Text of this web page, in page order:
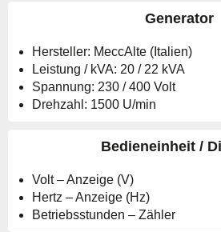
Generator
Hersteller: MeccAlte (Italien)
Leistung / kVA: 20 / 22 kVA
Spannung: 230 / 400 Volt
Drehzahl: 1500 U/min
Bedieneinheit /
Volt – Anzeige (V)
Hertz – Anzeige (Hz)
Betriebsstunden – Zähler